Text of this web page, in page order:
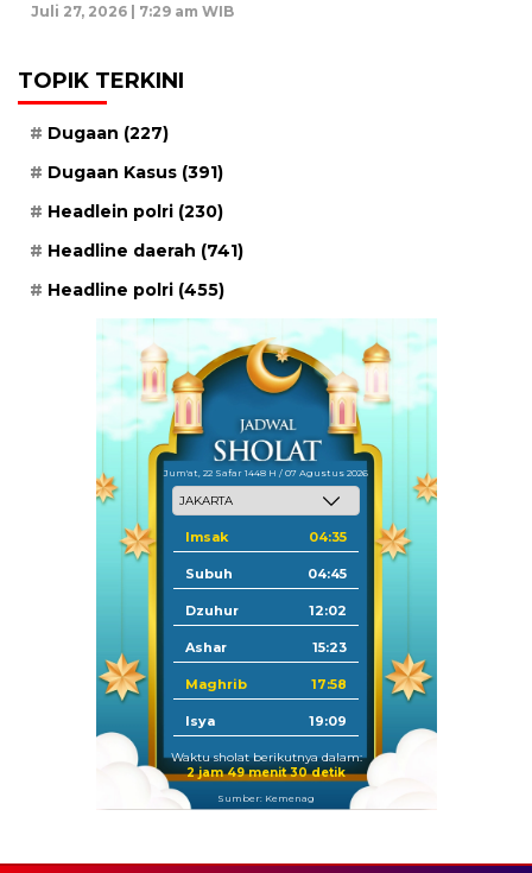
Juli 27, 2026 | 7:29 am WIB
TOPIK TERKINI
Dugaan (227)
Dugaan Kasus (391)
Headlein polri (230)
Headline daerah (741)
Headline polri (455)
Jum'at, 22 Safar 1448 H / 07 Agustus 2026
Imsak 04:35
Subuh 04:45
Dzuhur 12:02
Ashar 15:23
Maghrib 17:58
Isya 19:09
Waktu sholat berikutnya dalam:
2 jam 49 menit 30 detik
Sumber: Kemenag